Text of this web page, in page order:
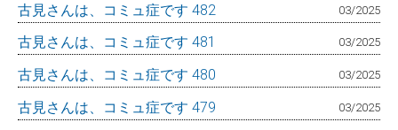
古見さんは、コミュ症です 482 03/2025
古見さんは、コミュ症です 481 03/2025
古見さんは、コミュ症です 480 03/2025
古見さんは、コミュ症です 479 03/2025